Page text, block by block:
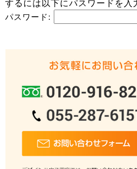
するには以下にパスワードを入
パスワード: